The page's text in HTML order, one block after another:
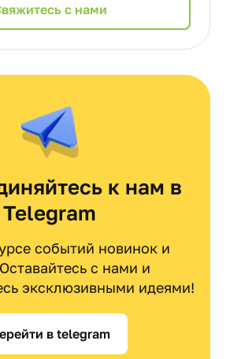
с нами
к нам в
Telegram
событий новинок и
с нами и
эксклюзивными идеями!
в telegram